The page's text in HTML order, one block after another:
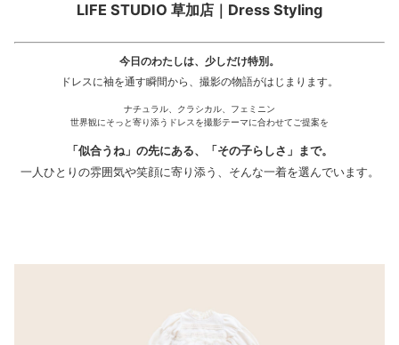
LIFE STUDIO 草加店｜Dress Styling
今日のわたしは、少しだけ特別。
ドレスに袖を通す瞬間から、撮影の物語がはじまります。
ナチュラル、クラシカル、フェミニン
世界観にそっと寄り添うドレスを撮影テーマに合わせてご提案を
「似合うね」の先にある、「その子らしさ」まで。
一人ひとりの雰囲気や笑顔に寄り添う、そんな一着を選んでいます。